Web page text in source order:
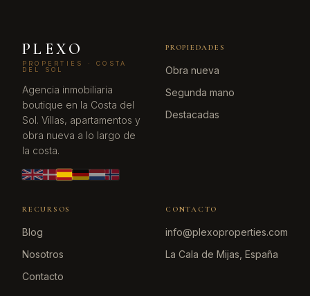
PLEXO
PROPERTIES · COSTA
DEL SOL
Agencia inmobiliaria
boutique en la Costa del
Sol. Villas, apartamentos y
obra nueva a lo largo de
la costa.
PROPIEDADES
Obra nueva
Segunda mano
Destacadas
RECURSOS
Blog
Nosotros
Contacto
CONTACTO
info@plexoproperties.com
La Cala de Mijas, España